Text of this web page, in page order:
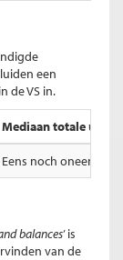
een
de VS in.
Mediaan totale
Eens noch oneens
balances’ is
van de